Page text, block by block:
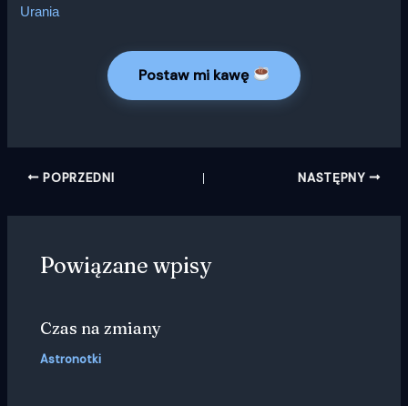
Urania
Postaw mi kawę
POPRZEDNI NASTĘPNY
Powiązane wpisy
Czas na zmiany
Astronotki